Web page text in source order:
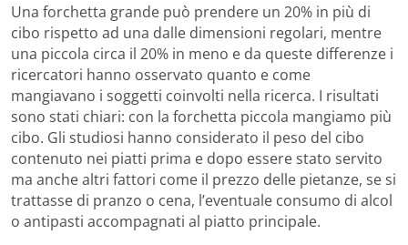
Una forchetta grande può prendere un 20% in più di
cibo rispetto ad una dalle dimensioni regolari, mentre
una piccola circa il 20% in meno e da queste differenze i
ricercatori hanno osservato quanto e come
mangiavano i soggetti coinvolti nella ricerca. I risultati
sono stati chiari: con la forchetta piccola mangiamo più
cibo. Gli studiosi hanno considerato il peso del cibo
contenuto nei piatti prima e dopo essere stato servito
ma anche altri fattori come il prezzo delle pietanze, se si
trattasse di pranzo o cena, l’eventuale consumo di alcol
o antipasti accompagnati al piatto principale.